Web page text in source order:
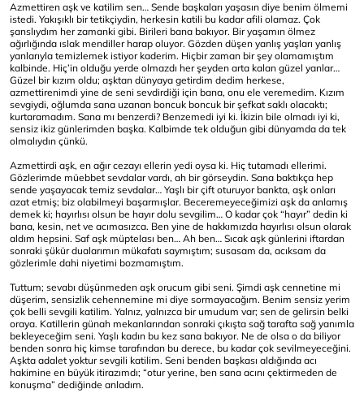
Azmettiren aşk ve katilim sen… Sende başkaları yaşasın diye benim ölmemi
istedi. Yakışıklı bir tetikçiydin, herkesin katili bu kadar afili olamaz. Çok
şanslıydım her zamanki gibi. Birileri bana bakıyor. Bir yaşamın ölmez
ağırlığında ıslak mendiller harap oluyor. Gözden düşen yanlış yaşları yanlış
yanlarıyla temizlemek istiyor kaderim. Hiçbir zaman bir şey olamamıştım
kalbinde. Hiç’in olduğu yerde olmazdı her şeyden arta kalan güzel yanlar…
Güzel bir kızım oldu; aşktan dünyaya getirdim dedim herkese,
azmettirenimdi yine de seni sevdirdiği için bana, onu ele veremedim. Kızım
sevgiydi, oğlumda sana uzanan boncuk boncuk bir şefkat saklı olacaktı;
kurtaramadım. Sana mı benzerdi? Benzemedi iyi ki. İkizin bile olmadı iyi ki,
sensiz ikiz günlerimden başka. Kalbimde tek olduğun gibi dünyamda da tek
olmalıydın çünkü.
Azmettirdi aşk, en ağır cezayı ellerin yedi oysa ki. Hiç tutamadı ellerimi.
Gözlerimde müebbet sevdalar vardı, ah bir görseydin. Sana baktıkça hep
sende yaşayacak temiz sevdalar… Yaşlı bir çift oturuyor bankta, aşk onları
azat etmiş; biz olabilmeyi başarmışlar. Beceremeyeceğimizi aşk da anlamış
demek ki; hayırlısı olsun be hayır dolu sevgilim… O kadar çok “hayır” dedin ki
bana, kesin, net ve acımasızca. Ben yine de hakkımızda hayırlısı olsun olarak
aldım hepsini. Saf aşk müptelası ben… Ah ben… Sıcak aşk günlerini iftardan
sonraki şükür dualarımın mükafatı saymıştım; susasam da, acıksam da
gözlerimle dahi niyetimi bozmamıştım.
Tuttum; sevabı düşünmeden aşk orucum gibi seni. Şimdi aşk cennetine mi
düşerim, sensizlik cehennemine mi diye sormayacağım. Benim sensiz yerim
çok belli sevgili katilim. Yalnız, yalnızca bir umudum var; sen de gelirsin belki
oraya. Katillerin günah mekanlarından sonraki çıkışta sağ tarafta sağ yanımla
bekleyeceğim seni. Yaşlı kadın bu kez sana bakıyor. Ne de olsa o da biliyor
benden sonra hiç kimse tarafından bu derece, bu kadar çok sevilmeyeceğini.
Aşkta adalet yoktur sevgili katilim. Seni benden başkası aldığında acı
hakimine en büyük itirazımdı; “otur yerine, ben sana acını çektirmeden de
konuşma” dediğinde anladım.